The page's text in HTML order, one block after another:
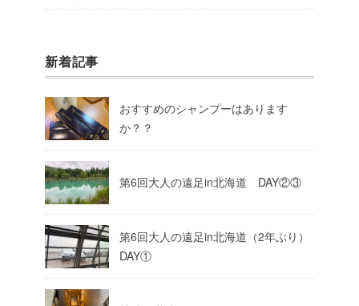
新着記事
おすすめのシャンプーはあります
か？？
第6回大人の遠足in北海道 DAY②③
第6回大人の遠足in北海道（2年ぶり）
DAY①